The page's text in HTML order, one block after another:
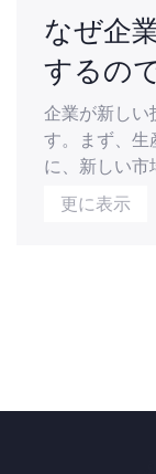
なぜ企
するの
企業が新しい
す。まず、生
に、新しい市
機です。さ
術は必要と
更に表示